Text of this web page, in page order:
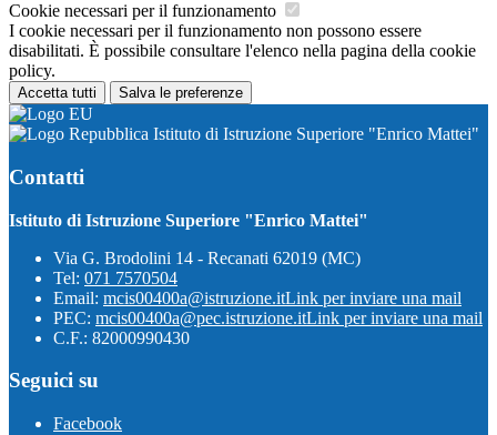
Cookie necessari per il funzionamento
I cookie necessari per il funzionamento non possono essere
disabilitati. È possibile consultare l'elenco nella pagina della cookie
policy.
Accetta tutti Salva le preferenze
Istituto di Istruzione Superiore "Enrico Mattei"
Contatti
Istituto di Istruzione Superiore "Enrico Mattei"
Via G. Brodolini 14 - Recanati 62019 (MC)
Tel: 071 7570504
Email: mcis00400a@istruzione.itLink per inviare una mail
PEC: mcis00400a@pec.istruzione.itLink per inviare una mail
C.F.: 82000990430
Seguici su
Facebook